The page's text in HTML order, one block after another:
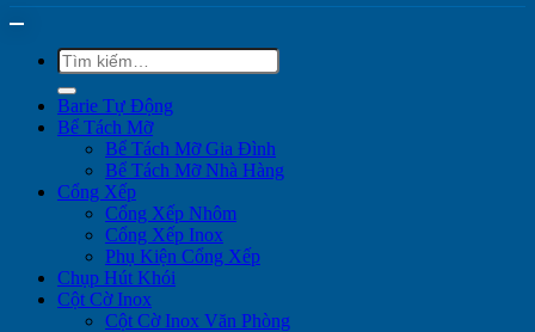
Tìm
kiếm:
Barie Tự Động
Bể Tách Mỡ
Bể Tách Mỡ Gia Đình
Bể Tách Mỡ Nhà Hàng
Cổng Xếp
Cổng Xếp Nhôm
Cổng Xếp Inox
Phụ Kiện Cổng Xếp
Chụp Hút Khói
Cột Cờ Inox
Cột Cờ Inox Văn Phòng